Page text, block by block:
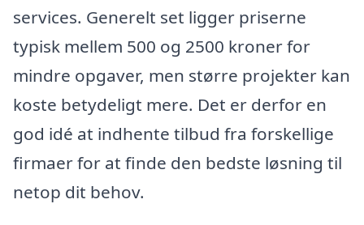
services. Generelt set ligger priserne
typisk mellem 500 og 2500 kroner for
mindre opgaver, men større projekter kan
koste betydeligt mere. Det er derfor en
god idé at indhente tilbud fra forskellige
firmaer for at finde den bedste løsning til
netop dit behov.